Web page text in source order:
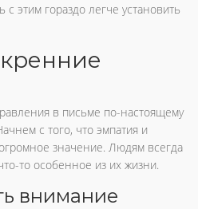
этим гораздо легче установить
в письме по-настоящему
с того, что эмпатия и
значение. Людям всегда
то особенное из их жизни.
внимание